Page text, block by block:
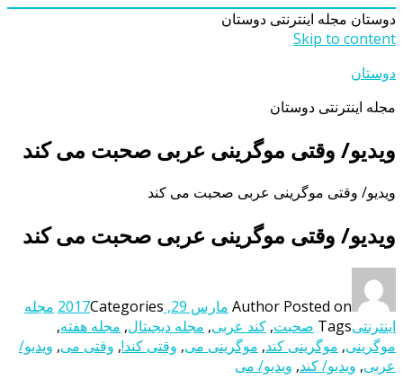
دوستان مجله اینترنتی دوستان
Skip to content
دوستان
مجله اینترنتی دوستان
ویدیو/ وقتی موگرینی عربی صحبت می کند
ویدیو/ وقتی موگرینی عربی صحبت می کند
ویدیو/ وقتی موگرینی عربی صحبت می کند
Author Posted on مارس 29, 2017 Categories
مجله
اینترنتیTags صحبت, کند عربی, مجله دیجیتال, مجله هفته,
موگرینی, موگرینی کند, موگرینی می, وقتی کند!, وقتی می, ویدیو/
عربی, ویدیو/ کند, ویدیو/ می